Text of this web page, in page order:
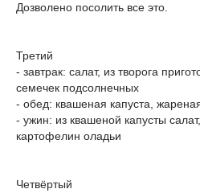
Дозволено посолить все это.
Третий
- завтрак: салат, из творога
семечек подсолнечных
- обед: квашеная капуста,
- ужин: из квашеной капусты
картофелин оладьи
Четвёртый